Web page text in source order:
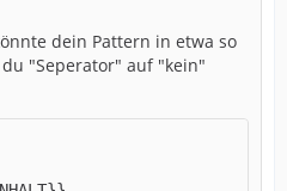
dein Pattern in etwa so
"Seperator" auf "kein"